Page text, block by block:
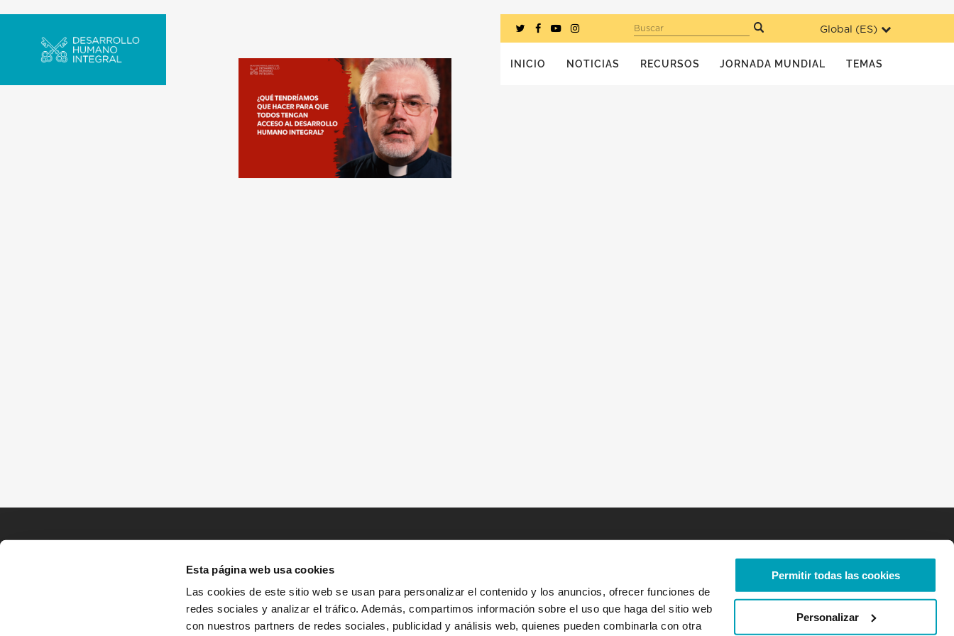
Esta página web usa cookies
Las cookies de este sitio web se usan para personalizar el contenido y los anuncios, ofrecer funciones de
redes sociales y analizar el tráfico. Además, compartimos información sobre el uso que haga del sitio web
con nuestros partners de redes sociales, publicidad y análisis web, quienes pueden combinarla con otra
Permitir todas las cookies
Personalizar
Global (ES)
Buscar
INICIO NOTICIAS RECURSOS JORNADA MUNDIAL TEMAS
INICIO HISTORIAS RECURSOS